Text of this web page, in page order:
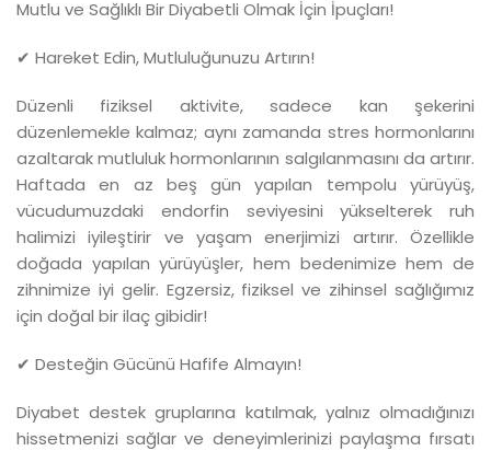
Mutlu ve Sağlıklı Bir Diyabetli Olmak İçin İpuçları!
✔ Hareket Edin, Mutluluğunuzu Artırın!
Düzenli fiziksel aktivite, sadece kan şekerini
düzenlemekle kalmaz; aynı zamanda stres hormonlarını
azaltarak mutluluk hormonlarının salgılanmasını da artırır.
Haftada en az beş gün yapılan tempolu yürüyüş,
vücudumuzdaki endorfin seviyesini yükselterek ruh
halimizi iyileştirir ve yaşam enerjimizi artırır. Özellikle
doğada yapılan yürüyüşler, hem bedenimize hem de
zihnimize iyi gelir. Egzersiz, fiziksel ve zihinsel sağlığımız
için doğal bir ilaç gibidir!
✔ Desteğin Gücünü Hafife Almayın!
Diyabet destek gruplarına katılmak, yalnız olmadığınızı
hissetmenizi sağlar ve deneyimlerinizi paylaşma fırsatı